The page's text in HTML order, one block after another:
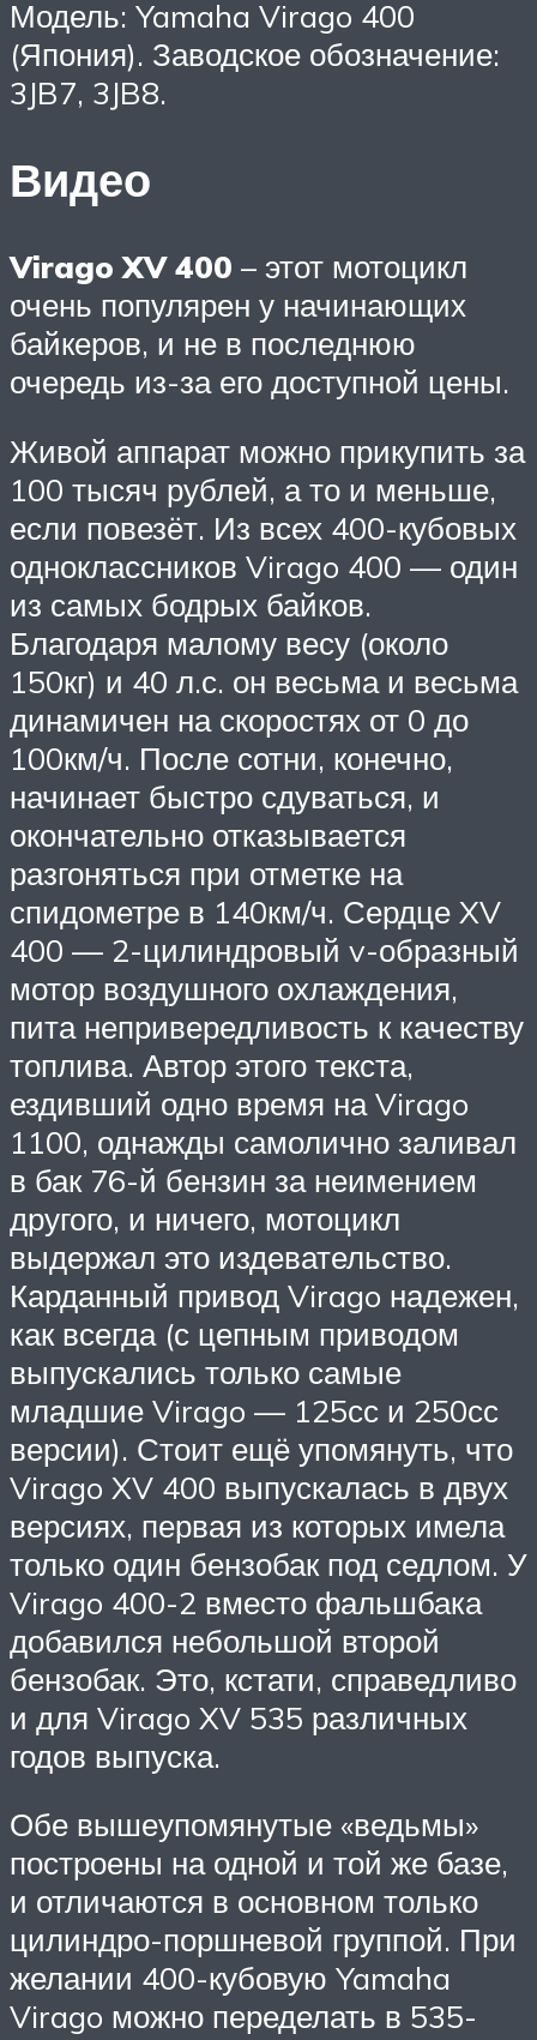
Модель: Yamaha Virago 400
(Япония). Заводское обозначение:
3JB7, 3JB8.
Видео
Virago XV 400 – этот мотоцикл
очень популярен у начинающих
байкеров, и не в последнюю
очередь из-за его доступной цены.
Живой аппарат можно прикупить за
100 тысяч рублей, а то и меньше,
если повезёт. Из всех 400-кубовых
одноклассников Virago 400 — один
из самых бодрых байков.
Благодаря малому весу (около
150кг) и 40 л.с. он весьма и весьма
динамичен на скоростях от 0 до
100км/ч. После сотни, конечно,
начинает быстро сдуваться, и
окончательно отказывается
разгоняться при отметке на
спидометре в 140км/ч. Сердце XV
400 — 2-цилиндровый v-образный
мотор воздушного охлаждения,
пита непривередливость к качеству
топлива. Автор этого текста,
ездивший одно время на Virago
1100, однажды самолично заливал
в бак 76-й бензин за неимением
другого, и ничего, мотоцикл
выдержал это издевательство.
Карданный привод Virago надежен,
как всегда (с цепным приводом
выпускались только самые
младшие Virago — 125сс и 250сс
версии). Стоит ещё упомянуть, что
Virago XV 400 выпускалась в двух
версиях, первая из которых имела
только один бензобак под седлом. У
Virago 400-2 вместо фальшбака
добавился небольшой второй
бензобак. Это, кстати, справедливо
и для Virago XV 535 различных
годов выпуска.
Обе вышеупомянутые «ведьмы»
построены на одной и той же базе,
и отличаются в основном только
цилиндро-поршневой группой. При
желании 400-кубовую Yamaha
Virago можно переделать в 535-